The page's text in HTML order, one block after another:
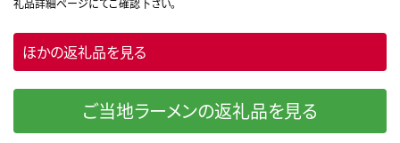
ほかの返礼品を見る
ご当地ラーメンの返礼品を見る